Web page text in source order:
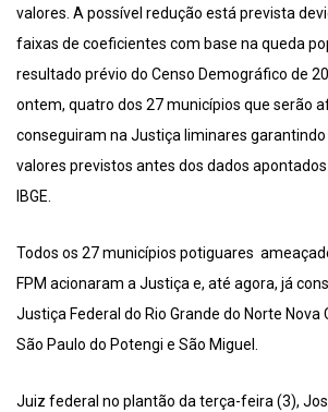
valores. A possível redução está prevista
faixas de coeficientes com base na queda
resultado prévio do Censo Demográfico de
ontem, quatro dos 27 municípios que serão
conseguiram na Justiça liminares
valores previstos antes dos dados
IBGE.
Todos os 27 municípios potiguares
FPM acionaram a Justiça e, até agora, já
Justiça Federal do Rio Grande do Norte Nova
São Paulo do Potengi e São Miguel.
Juiz federal no plantão da terça-feira (3),